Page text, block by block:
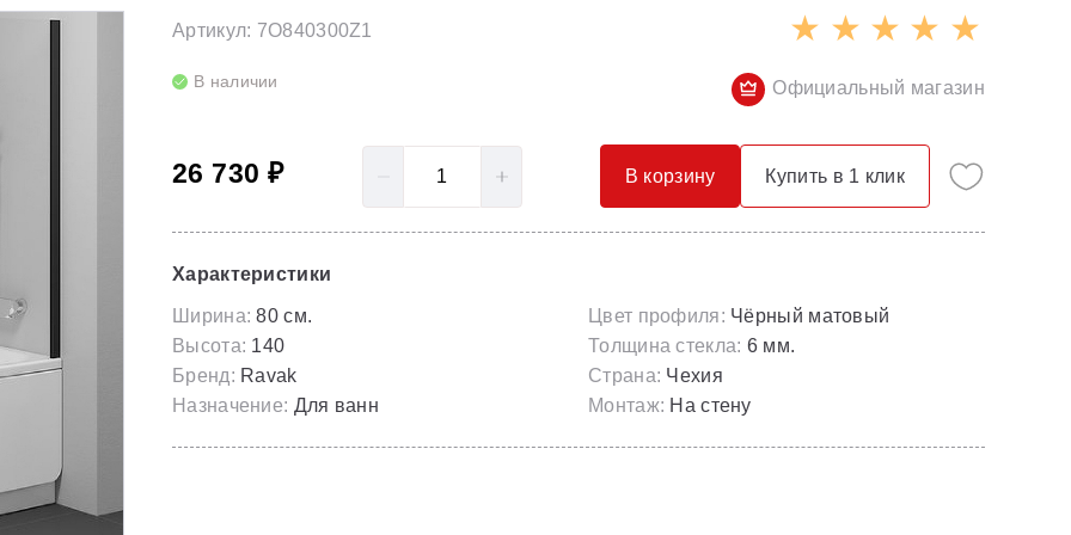
Полотенцесушители
Гидромассаж для ванны
Опорные конструкции для ванн
Универсальные декоративные планки
Серия Spring
Скрытые части
Смесители с гигиеническим душем
Смесители скрытого монтажа
Артикул: 7O840300Z1
В наличии Официальный магазин
26 730 ₽ В корзину Купить в 1 клик
Характеристики
Ширина: 80 см.
Высота: 140
Бренд: Ravak
Назначение: Для ванн
Цвет профиля: Чёрный матовый
Толщина стекла: 6 мм.
Страна: Чехия
Монтаж: На стену